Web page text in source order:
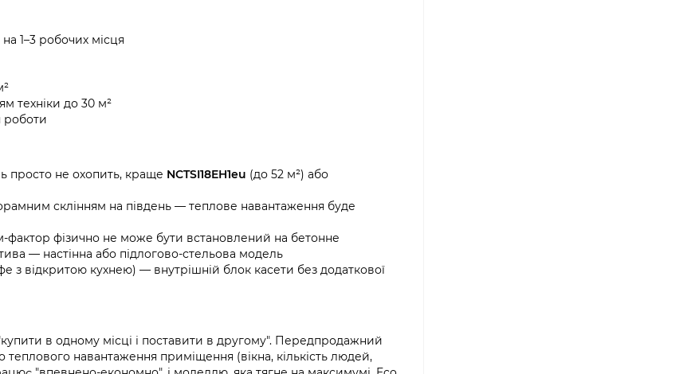
1–3 робочих місця
техніки до 30 м²
роботи
просто не охопить, краще NCTSI18EH1eu (до 52 м²) або
склінням на південь — теплове навантаження буде
фізично не може бути встановлений на бетонне
— настінна або підлогово-стельова модель
відкритою кухнею) — внутрішній блок касети без додаткової
в одному місці і поставити в другому". Передпродажний
навантаження приміщення (вікна, кількість людей,